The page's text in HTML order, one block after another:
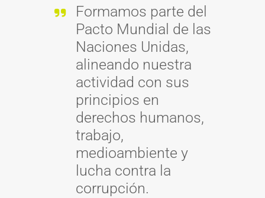
Formamos parte del
Pacto Mundial de las
Naciones Unidas,
alineando nuestra
actividad con sus
principios en
derechos humanos,
trabajo,
medioambiente y
lucha contra la
corrupción.